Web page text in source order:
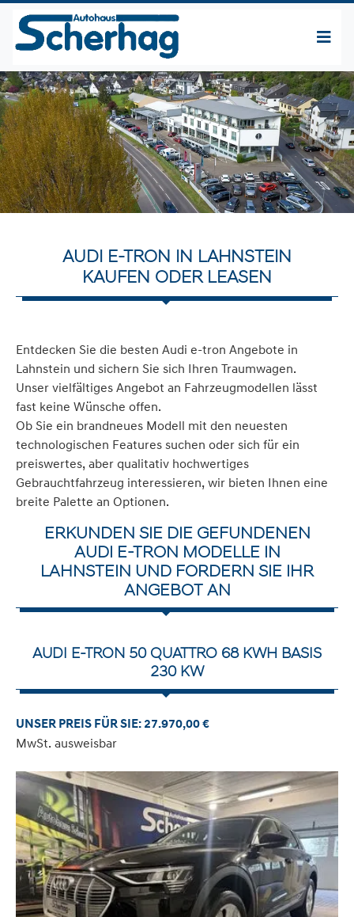
AUDI E-TRON IN LAHNSTEIN
KAUFEN ODER LEASEN
Entdecken Sie die besten Audi e-tron Angebote in
Lahnstein und sichern Sie sich Ihren Traumwagen.
Unser vielfältiges Angebot an Fahrzeugmodellen lässt
fast keine Wünsche offen.
Ob Sie ein brandneues Modell mit den neuesten
technologischen Features suchen oder sich für ein
preiswertes, aber qualitativ hochwertiges
Gebrauchtfahrzeug interessieren, wir bieten Ihnen eine
breite Palette an Optionen.
ERKUNDEN SIE DIE GEFUNDENEN
AUDI E-TRON MODELLE IN
LAHNSTEIN UND FORDERN SIE IHR
ANGEBOT AN
AUDI E-TRON 50 QUATTRO 68 KWH BASIS
230 KW
UNSER PREIS FÜR SIE: 27.970,00 €
MwSt. ausweisbar